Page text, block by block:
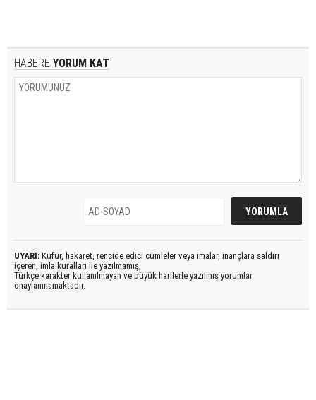
HABERE YORUM KAT
UYARI: Küfür, hakaret, rencide edici cümleler veya imalar, inançlara saldırı
içeren, imla kuralları ile yazılmamış,
Türkçe karakter kullanılmayan ve büyük harflerle yazılmış yorumlar
onaylanmamaktadır.